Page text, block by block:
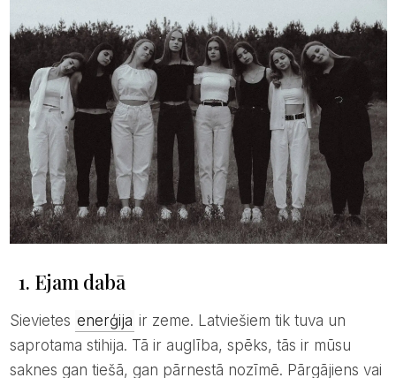
1. Ejam dabā
Sievietes enerģija ir zeme. Latviešiem tik tuva un
saprotama stihija. Tā ir auglība, spēks, tās ir mūsu
saknes gan tiešā, gan pārnestā nozīmē. Pārgājiens vai